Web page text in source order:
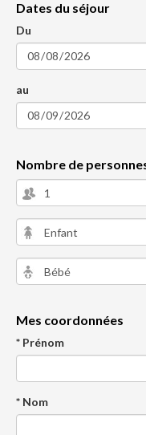
Dates du séjour
Du
au
Nombre de
Mes coordonnées
* Prénom
* Nom